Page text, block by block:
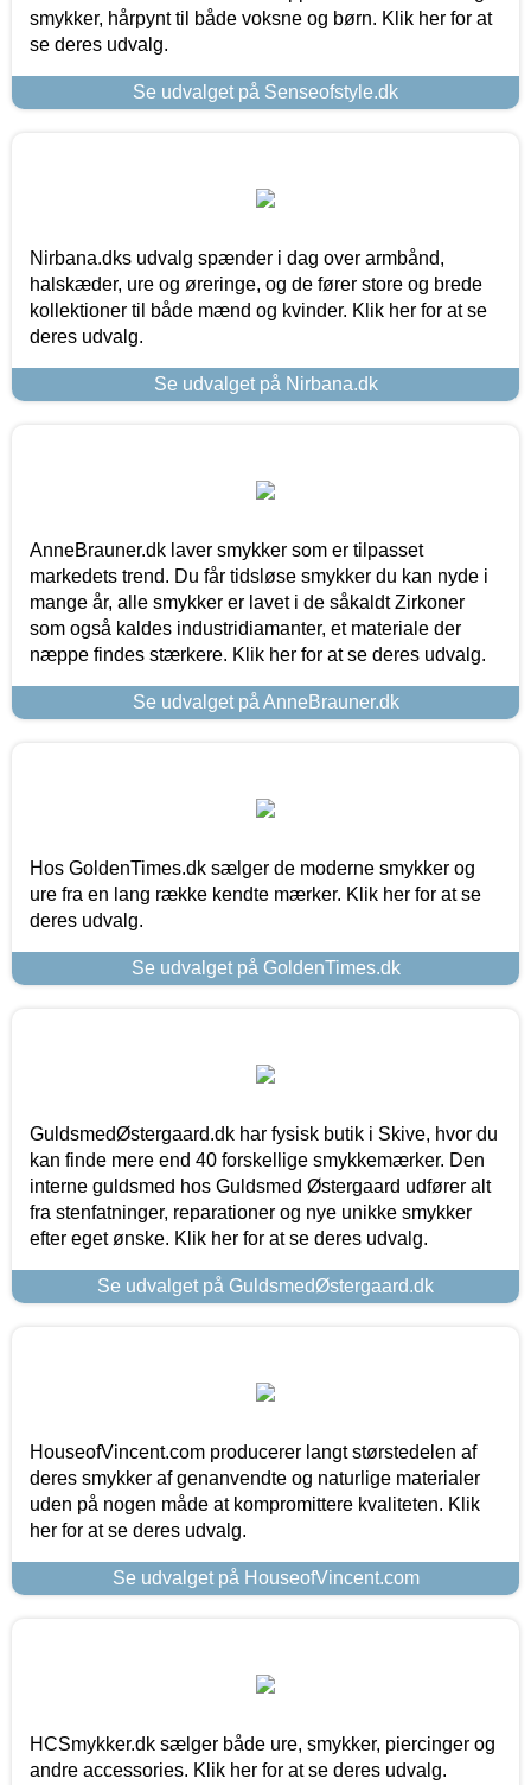
smykker, hårpynt til både voksne og børn. Klik her for at
se deres udvalg.
Se udvalget på Senseofstyle.dk
Nirbana.dks udvalg spænder i dag over armbånd,
halskæder, ure og øreringe, og de fører store og brede
kollektioner til både mænd og kvinder. Klik her for at se
deres udvalg.
Se udvalget på Nirbana.dk
AnneBrauner.dk laver smykker som er tilpasset
markedets trend. Du får tidsløse smykker du kan nyde i
mange år, alle smykker er lavet i de såkaldt Zirkoner
som også kaldes industridiamanter, et materiale der
næppe findes stærkere. Klik her for at se deres udvalg.
Se udvalget på AnneBrauner.dk
Hos GoldenTimes.dk sælger de moderne smykker og
ure fra en lang række kendte mærker. Klik her for at se
deres udvalg.
Se udvalget på GoldenTimes.dk
GuldsmedØstergaard.dk har fysisk butik i Skive, hvor du
kan finde mere end 40 forskellige smykkemærker. Den
interne guldsmed hos Guldsmed Østergaard udfører alt
fra stenfatninger, reparationer og nye unikke smykker
efter eget ønske. Klik her for at se deres udvalg.
Se udvalget på GuldsmedØstergaard.dk
HouseofVincent.com producerer langt størstedelen af
deres smykker af genanvendte og naturlige materialer
uden på nogen måde at kompromittere kvaliteten. Klik
her for at se deres udvalg.
Se udvalget på HouseofVincent.com
HCSmykker.dk sælger både ure, smykker, piercinger og
andre accessories. Klik her for at se deres udvalg.